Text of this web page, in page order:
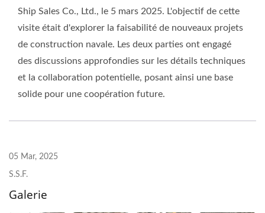
Ship Sales Co., Ltd., le 5 mars 2025. L'objectif de cette
visite était d'explorer la faisabilité de nouveaux projets
de construction navale. Les deux parties ont engagé
des discussions approfondies sur les détails techniques
et la collaboration potentielle, posant ainsi une base
solide pour une coopération future.
05 Mar, 2025
S.S.F.
Galerie